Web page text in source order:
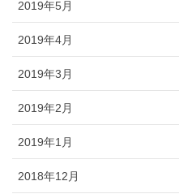
2019年5月
2019年4月
2019年3月
2019年2月
2019年1月
2018年12月